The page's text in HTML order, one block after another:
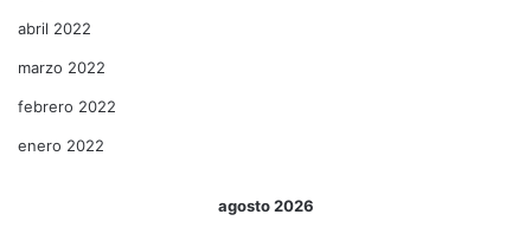
abril 2022
marzo 2022
febrero 2022
enero 2022
agosto 2026